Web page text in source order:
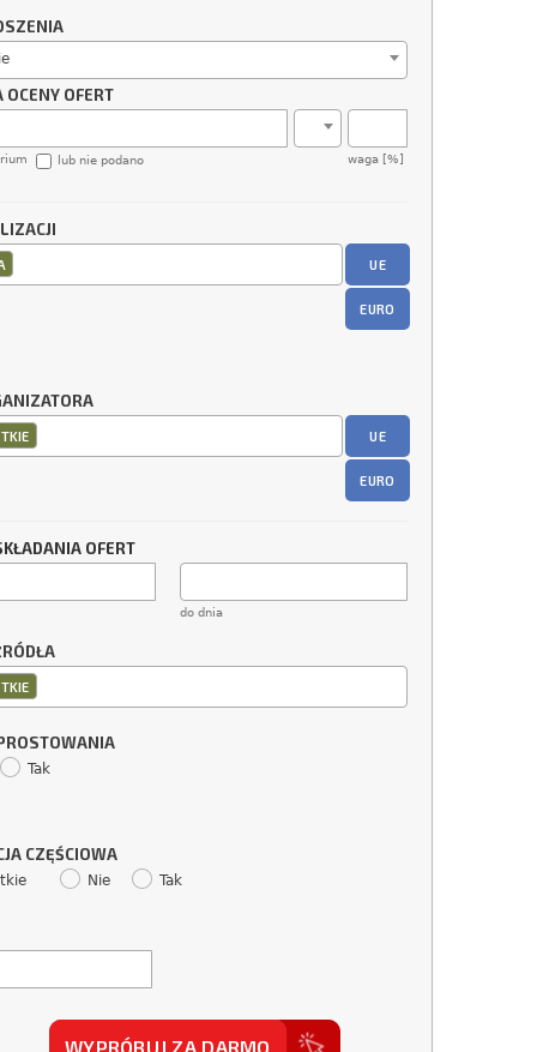
OCENY OFERT
waga [%]
lub nie podano
UE
EURO
UE
EURO
OFERT
do dnia
Tak
CZĘŚCIOWA
Nie Tak
WYPRÓBUJ ZA DARMO